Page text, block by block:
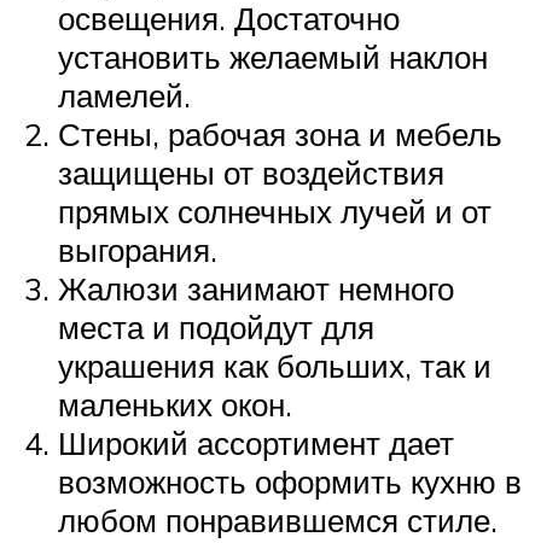
освещения. Достаточно
установить желаемый наклон
ламелей.
Стены, рабочая зона и мебель
защищены от воздействия
прямых солнечных лучей и от
выгорания.
Жалюзи занимают немного
места и подойдут для
украшения как больших, так и
маленьких окон.
Широкий ассортимент дает
возможность оформить кухню в
любом понравившемся стиле.